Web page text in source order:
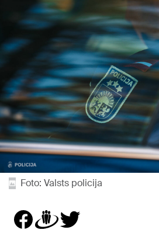
Foto: Valsts policija